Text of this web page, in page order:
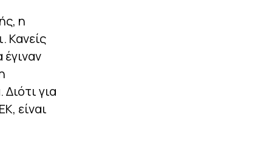
η
Κανείς
για
είναι